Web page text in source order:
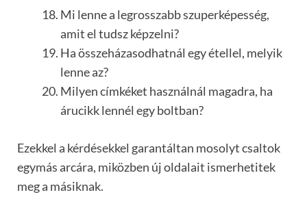
Mi lenne a legrosszabb szuperképesség,
amit el tudsz képzelni?
Ha összeházasodhatnál egy étellel, melyik
lenne az?
Milyen címkéket használnál magadra, ha
árucikk lennél egy boltban?
Ezekkel a kérdésekkel garantáltan mosolyt csaltok
egymás arcára, miközben új oldalait ismerhetitek
meg a másiknak.